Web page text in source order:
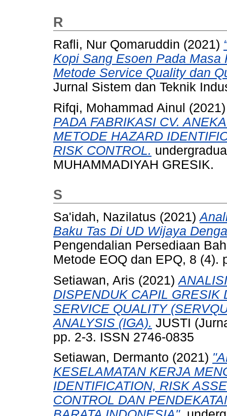
R
Rafli, Nur Qomaruddin (2021)
Kopi Sang Esoen Pada
Metode Service Quality dan
Jurnal Sistem dan Teknik
Rifqi, Mohammad Ainul
PADA FABRIKASI CV.
METODE HAZARD
RISK CONTROL.
MUHAMMADIYAH GRESIK.
S
Sa'idah, Nazilatus (2021)
Baku Tas Di UD Wijaya
Pengendalian Persediaan
Metode EOQ dan EPQ, 8 (4).
Setiawan, Aris (2021)
DISPENDUK CAPIL GRESIK
SERVICE QUALITY
ANALYSIS (IGA). JUSTI
pp. 2-3. ISSN 2746-0835
Setiawan, Dermanto (2021)
KESELAMATAN KERJA
IDENTIFICATION, RISK
CONTROL DAN